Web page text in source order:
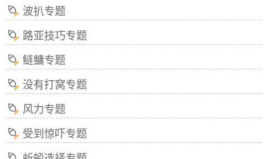
波扒专题
路亚技巧专题
鲢鳙专题
没有打窝专题
风力专题
受到惊吓专题